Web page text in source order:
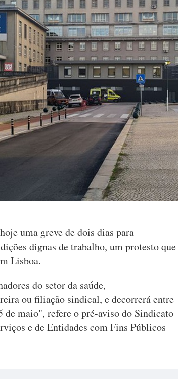
uma greve de dois dias para
dignas de trabalho, um protesto que
Lisboa.
do setor da saúde,
ou filiação sindical, e decorrerá entre
de maio", refere o pré-aviso do Sindicato
e de Entidades com Fins Públicos